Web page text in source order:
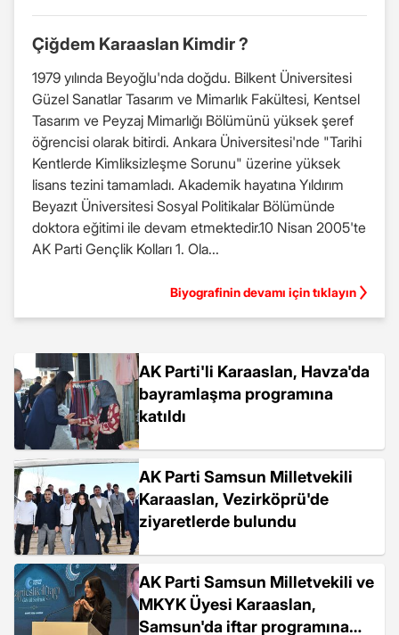
Çiğdem Karaaslan Kimdir ?
1979 yılında Beyoğlu'nda doğdu. Bilkent Üniversitesi
Güzel Sanatlar Tasarım ve Mimarlık Fakültesi, Kentsel
Tasarım ve Peyzaj Mimarlığı Bölümünü yüksek şeref
öğrencisi olarak bitirdi. Ankara Üniversitesi'nde "Tarihi
Kentlerde Kimliksizleşme Sorunu" üzerine yüksek
lisans tezini tamamladı. Akademik hayatına Yıldırım
Beyazıt Üniversitesi Sosyal Politikalar Bölümünde
doktora eğitimi ile devam etmektedir.10 Nisan 2005'te
AK Parti Gençlik Kolları 1. Ola...
Biyografinin devamı için tıklayın
AK Parti'li Karaaslan, Havza'da
bayramlaşma programına
katıldı
AK Parti Samsun Milletvekili
Karaaslan, Vezirköprü'de
ziyaretlerde bulundu
AK Parti Samsun Milletvekili ve
MKYK Üyesi Karaaslan,
Samsun'da iftar programına